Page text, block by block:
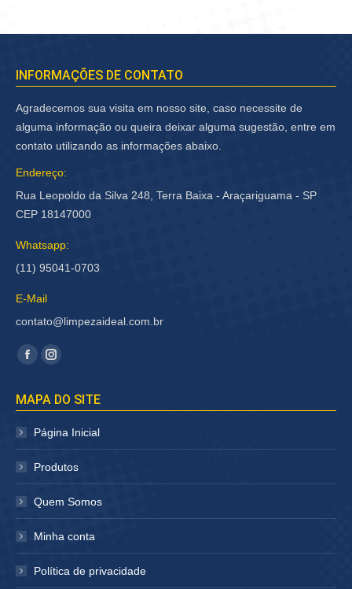
INFORMAÇÕES DE CONTATO
Agradecemos sua visita em nosso site, caso necessite de
alguma informação ou queira deixar alguma sugestão, entre em
contato utilizando as informações abaixo.
Endereço:
Rua Leopoldo da Silva 248, Terra Baixa - Araçariguama - SP
CEP 18147000
Whatsapp:
(11) 95041-0703
E-Mail
contato@limpezaideal.com.br
Encontre-nos em:
Facebook
abre
em
janela
Instagram
abre
janela
MAPA DO SITE
Página Inicial
Produtos
Quem Somos
Minha conta
Política de privacidade